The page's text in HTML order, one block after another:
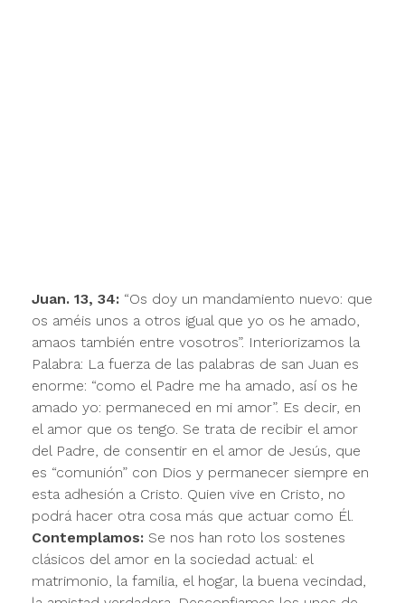
Juan. 13, 34: “Os doy un mandamiento nuevo: que
os améis unos a otros igual que yo os he amado,
amaos también entre vosotros”. Interiorizamos la
Palabra: La fuerza de las palabras de san Juan es
enorme: “como el Padre me ha amado, así os he
amado yo: permaneced en mi amor”. Es decir, en
el amor que os tengo. Se trata de recibir el amor
del Padre, de consentir en el amor de Jesús, que
es “comunión” con Dios y permanecer siempre en
esta adhesión a Cristo. Quien vive en Cristo, no
podrá hacer otra cosa más que actuar como Él.
Contemplamos: Se nos han roto los sostenes
clásicos del amor en la sociedad actual: el
matrimonio, la familia, el hogar, la buena vecindad,